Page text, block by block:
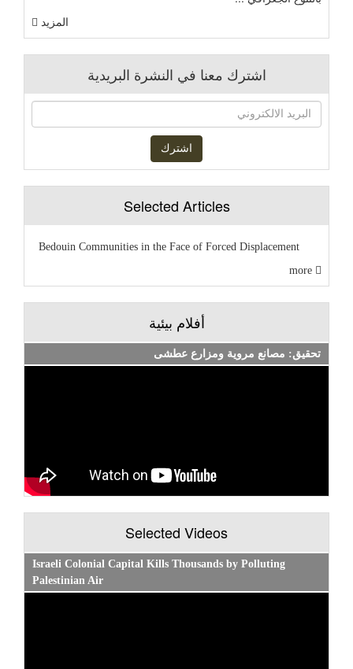
المزيد
اشترك معنا في النشرة البريدية
Selected Articles
Bedouin Communities in the Face of Forced Displacement
أفلام بيئية
تحقيق: مصانع مروية ومزارع عطشى
Selected Videos
Israeli Colonial Capital Kills Thousands by Polluting
Palestinian Air